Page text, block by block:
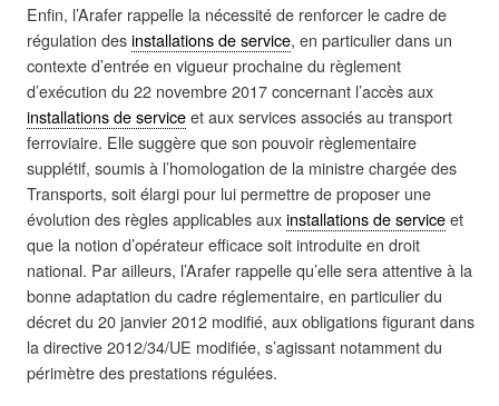
Enfin, l’Arafer rappelle la nécessité de renforcer le cadre de
régulation desinstallations de service, en particulier dans un
contexte d’entrée en vigueur prochaine du règlement
d’exécution du 22 novembre 2017 concernant l’accès aux
installations de serviceet aux services associés au transport
ferroviaire. Elle suggère que son pouvoir règlementaire
supplétif, soumis à l’homologation de la ministre chargée des
Transports, soit élargi pour lui permettre de proposer une
évolution des règles applicables auxinstallations de serviceet
que la notion d’opérateur efficace soit introduite en droit
national. Par ailleurs, l’Arafer rappelle qu’elle sera attentive à la
bonne adaptation du cadre réglementaire, en particulier du
décret du 20 janvier 2012 modifié, aux obligations figurant dans
la directive 2012/34/UE modifiée, s’agissant notamment du
périmètre des prestations régulées.